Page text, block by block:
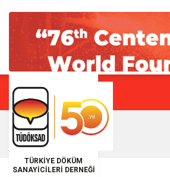
TÜRKİYE DÖKÜM
SANAYİCİLERİ DERNEĞİ